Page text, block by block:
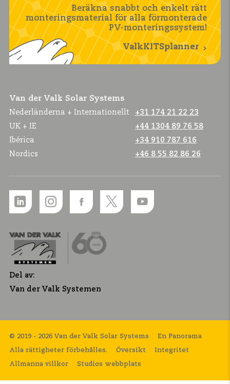
Beräkna snabbt och enkelt rätt
monteringsmaterial för alla förmonterade
PV-monteringssystem!
ValkKITSplanner
Van der Valk Solar Systems
Nederländerna + Internationellt
+31 174 21 22 23
UK + IE
+44 1304 89 76 58
Ibérica
+34 910 787 616
Nordics
+46 8 55 82 86 26
Del av:
Van der Valk Systemen
© 2019 - 2026 Van der Valk Solar Systems
Alla rättigheter förbehålles. Översikt Integritet
Allmanna villkor
En Panorama
Studios webbplats